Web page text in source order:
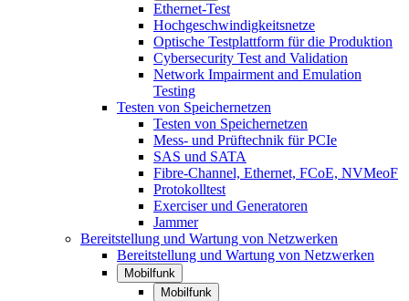
Ethernet-Test
Hochgeschwindigkeitsnetze
Optische Testplattform für die Produktion
Cybersecurity Test and Validation
Network Impairment and Emulation
Testing
Testen von Speichernetzen
Testen von Speichernetzen
Mess- und Prüftechnik für PCIe
SAS und SATA
Fibre-Channel, Ethernet, FCoE, NVMeoF
Protokolltest
Exerciser und Generatoren
Jammer
Bereitstellung und Wartung von Netzwerken
Bereitstellung und Wartung von Netzwerken
Mobilfunk
Mobilfunk